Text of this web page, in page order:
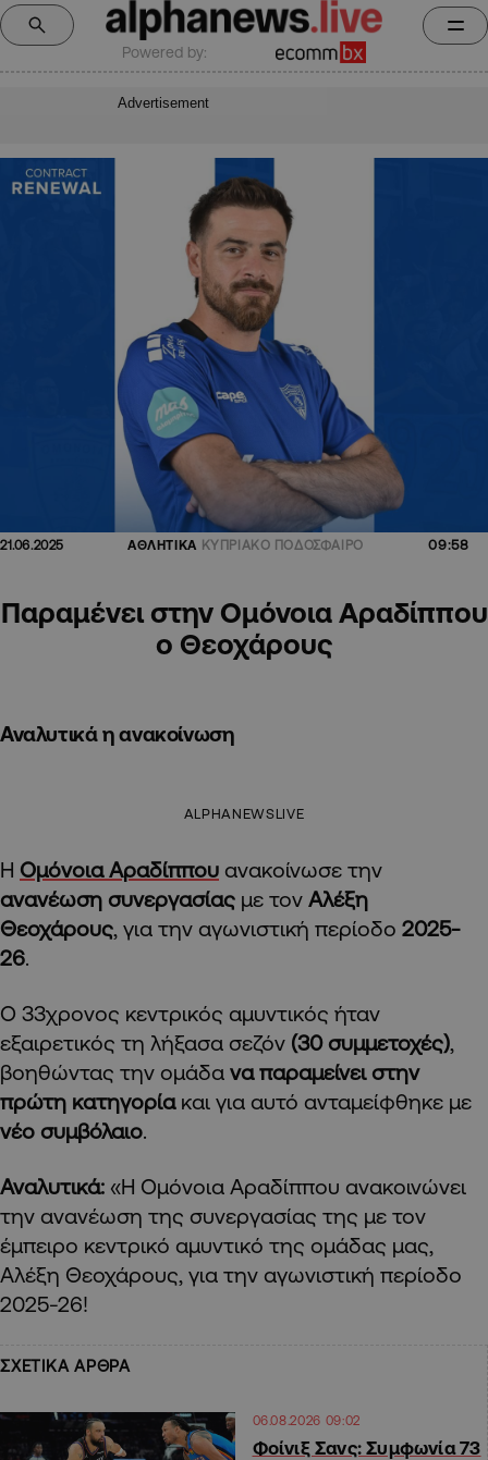
Powered by:
Advertisement
21.06.2025 ΑΘΛΗΤΙΚΑ ΚΥΠΡΙΑΚΟ ΠΟΔΟΣΦΑΙΡΟ 09:58
Παραμένει στην Ομόνοια Αραδίππου
ο Θεοχάρους
Αναλυτικά η ανακοίνωση
ALPHANEWSLIVE
Η Ομόνοια Αραδίππου ανακοίνωσε την
ανανέωση συνεργασίας με τον Αλέξη
Θεοχάρους, για την αγωνιστική περίοδο 2025-
26.
Ο 33χρονος κεντρικός αμυντικός ήταν
εξαιρετικός τη λήξασα σεζόν (30 συμμετοχές),
βοηθώντας την ομάδα να παραμείνει στην
πρώτη κατηγορίακαι για αυτό ανταμείφθηκε με
νέο συμβόλαιο.
Αναλυτικά: «Η Ομόνοια Αραδίππου ανακοινώνει
την ανανέωση της συνεργασίας της με τον
έμπειρο κεντρικό αμυντικό της ομάδας μας,
Αλέξη Θεοχάρους, για την αγωνιστική περίοδο
2025-26!
ΣΧΕΤΙΚΑ ΑΡΘΡΑ
06.08.2026 09:02
Φοίνιξ Σανς: Συμφωνία 73